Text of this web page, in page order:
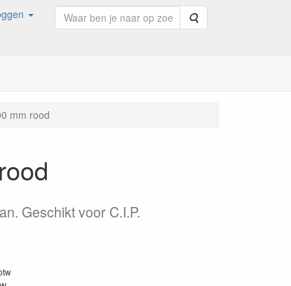
Zoeken
mm rood
Geschikt voor C.I.P.